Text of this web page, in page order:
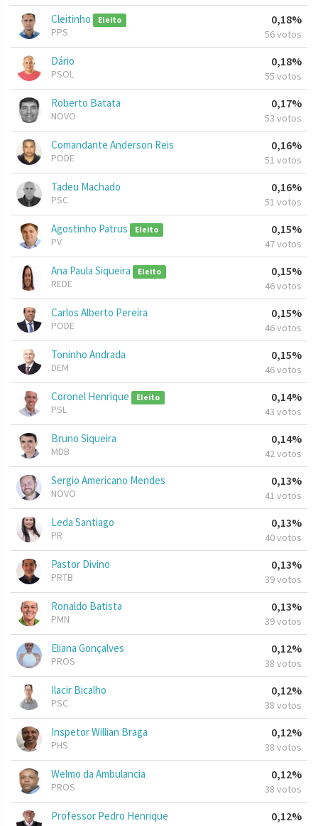
Cleitinho Eleito
PPS
0,18%
56 votos
Dário
PSOL
0,18%
55 votos
Roberto Batata
NOVO
0,17%
53 votos
Comandante Anderson Reis
PODE
0,16%
51 votos
Tadeu Machado
PSC
0,16%
51 votos
Agostinho Patrus Eleito
PV
0,15%
47 votos
Ana Paula Siqueira Eleito
REDE
0,15%
46 votos
Carlos Alberto Pereira
PODE
0,15%
46 votos
Toninho Andrada
DEM
0,15%
46 votos
Coronel Henrique Eleito
PSL
0,14%
43 votos
Bruno Siqueira
MDB
0,14%
42 votos
Sergio Americano Mendes
NOVO
0,13%
41 votos
Leda Santiago
PR
0,13%
40 votos
Pastor Divino
PRTB
0,13%
39 votos
Ronaldo Batista
PMN
0,13%
39 votos
Eliana Gonçalves
PROS
0,12%
38 votos
Ilacir Bicalho
PSC
0,12%
38 votos
Inspetor Willian Braga
PHS
0,12%
38 votos
Welmo da Ambulancia
PROS
0,12%
38 votos
Professor Pedro Henrique 0,12%